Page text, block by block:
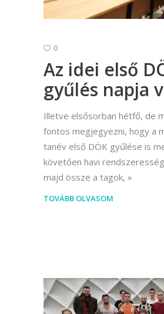
0
Az idei első
gyűlés napja
Illetve elsősorban hétfő, de
fontos megjegyezni, hogy a
tanév első DÖK gyűlése is
követően havi
majd össze a tagok,
TOVÁBB OLVASOM